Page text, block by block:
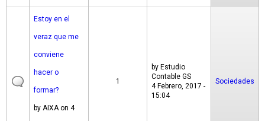
Estoy en el
veraz que me
conviene
hacer o
formar?
by AIXAon 4
1
by Estudio
Contable GS
4 Febrero, 2017 -
15:04
Sociedades